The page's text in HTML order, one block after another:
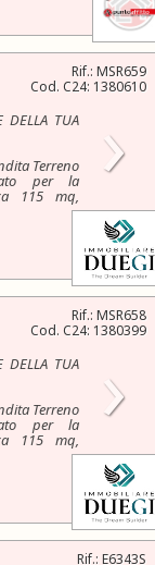
Rif.: MSR659
Cod. C24: 1380610
DELLA TUA
Terreno
per la
115 mq, ›
Rif.: MSR658
Cod. C24: 1380399
DELLA TUA
Terreno
per la
115 mq, ›
Rif.: E6343S